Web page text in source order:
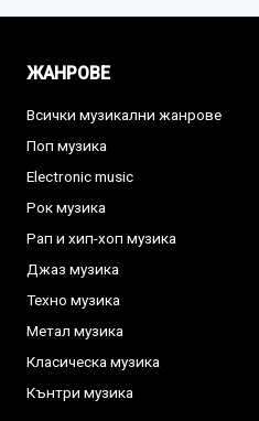
ЖАНРОВЕ
Всички музикални жанрове
Поп музика
Electronic music
Рок музика
Рап и хип-хоп музика
Джаз музика
Техно музика
Метал музика
Класическа музика
Кънтри музика